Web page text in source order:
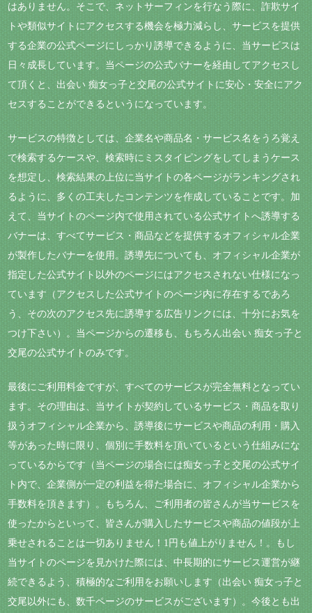
はありません。そこで、ネットサーフィンを行なう際に、詐欺サイ
トや類似サイトにアクセスする機会を極力減らし、サービスを提供
する企業の公式ページにしっかり誘導できるように、当サービスは
日々成長しています。当ページの公式バナーを経由してアクセスし
て頂くと、出会い 痴女っ子と交尾の公式サイトに安心・安全にアク
セスすることができるというになっています。
サービスの特徴としては、企業名や商品名・サービス名をうろ覚え
で検索するケースや、検索時にミスタイピングをしてしまうケース
を想定し、検索結果の上位に当サイトの各ページがランキングされ
るように、多くの工夫したコンテンツを作成していることです。加
えて、当サイトのページ内で使用されている公式サイトへ誘導する
バナーは、すべてサービス・商品などを提供するオフィシャル企業
が製作したバナーを使用。誘導先についても、オフィシャル企業が
指定した公式サイト以外のページにはアクセスされない仕様になっ
ています（アクセスした公式サイトのページ内に存在するであろ
う、その次のアクセス先に誘導する広告リンクには、十分にお気を
つけ下さい）。当ページからの遷移も、もちろん出会い 痴女っ子と
交尾の公式サイトのみです。
最後にご利用料金ですが、すべてのサービスが完全無料となってい
ます。その理由は、当サイトが契約しているサービス・商品を取り
扱うオフィシャル企業から、誘導後にサービスや商品の利用・購入
等があった時に限り、個別に手数料を頂いているという仕組みにな
っているからです（当ページの場合には痴女っ子と交尾の公式サイ
ト内で、企業側が一定の利益を得た場合に、オフィシャル企業から
手数料を頂きます）。もちろん、ご利用者の皆さんが当サービスを
使ったからといって、皆さんが購入したサービスや商品の値段が上
乗せされることは一切ありません！1円も値上がりません！。もし
当サイトのページを見かけた際には、中長期的にサービス運営が継
続できるよう、積極的なご利用をお願いします（出会い 痴女っ子と
交尾以外にも、数千ページのサービスがございます）。今後とも出